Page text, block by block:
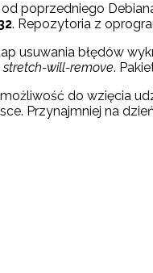
poprzedniego
. Repozytoria z
usuwania błędów
stretch-will-remove.
do wzięcia
Przynajmniej na